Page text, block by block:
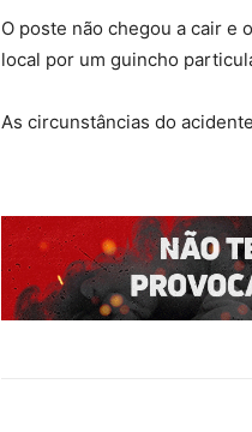
O poste não chegou a cair e
local por um guincho
As circunstâncias do